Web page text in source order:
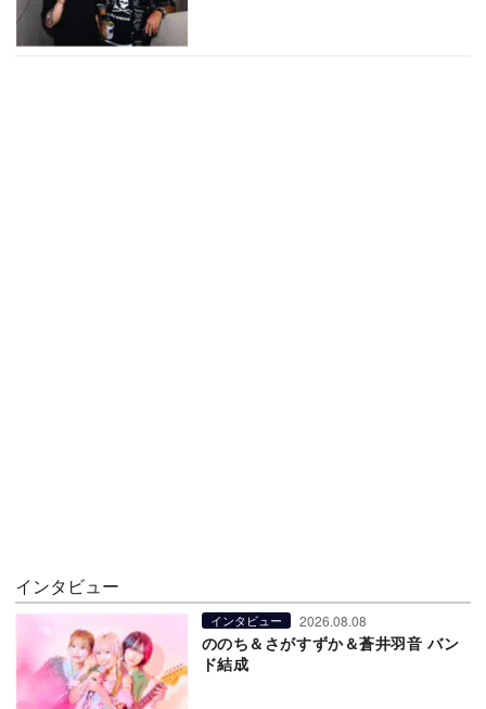
インタビュー
インタビュー 2026.08.08
ののち＆さがすずか＆蒼井羽音 バン
ド結成